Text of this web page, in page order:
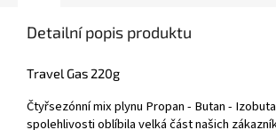
Detailní popis produktu
Travel Gas 220g
Čtyřsezónní mix plynu Propan - Butan -
spolehlivosti oblíbila velká část našich